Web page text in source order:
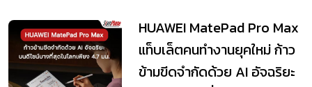
HUAWEI MatePad Pro Max
แท็บเล็ตคนทำงานยุคใหม่ ก้าว
ข้ามขีดจำกัดด้วย AI อัจฉริยะ